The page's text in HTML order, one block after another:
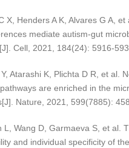
X, Henders A K, Alvares G A,
mediate autism-gut
Cell, 2021, 184(24): 5916-
Atarashi K, Plichta D R, et al.
are enriched in the
Nature, 2021, 599(7885):
L, Wang D, Garmaeva S, et al.
and individual specificity of